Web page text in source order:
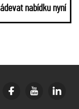
nabídku nyní